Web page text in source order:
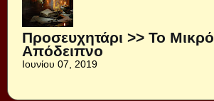
Προσευχητάρι >> Το Μικρό
Απόδειπνο
Ιουνίου 07, 2019